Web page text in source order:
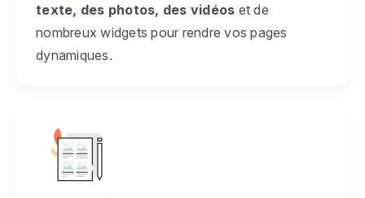
texte, des photos, des vidéos et de
nombreux widgets pour rendre vos pages
dynamiques.